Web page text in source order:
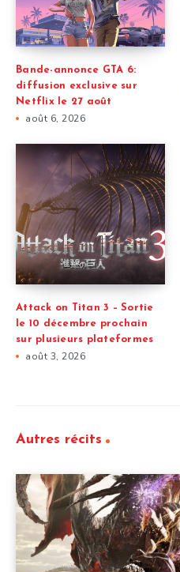
Bande-annonce GTA 6:
diffusion exclusive sur
Netflix le 27 août
août 6, 2026
Attack on Titan 3 – Sortie
le 10 décembre prochain
sur plusieurs plateformes
août 3, 2026
Autres récits